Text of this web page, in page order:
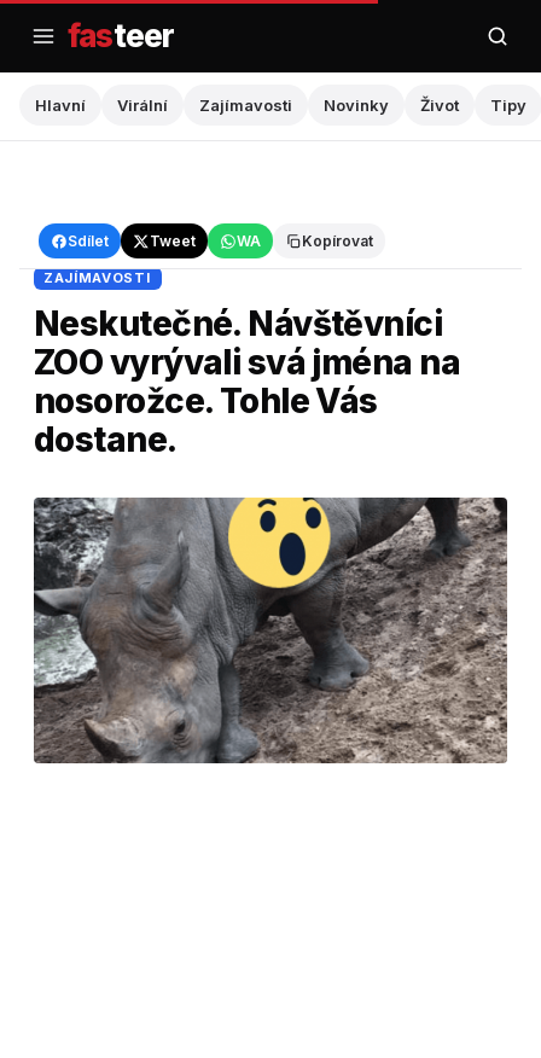
obsah
fasteer
Hlavní Virální Zajímavosti Novinky Život Tipy
Sdílet Tweet WA Kopírovat
Hlavní ›Zajímavosti
ZAJÍMAVOSTI
Neskutečné. Návštěvníci
ZOO vyrývali svá jména na
nosorožce. Tohle Vás
dostane.